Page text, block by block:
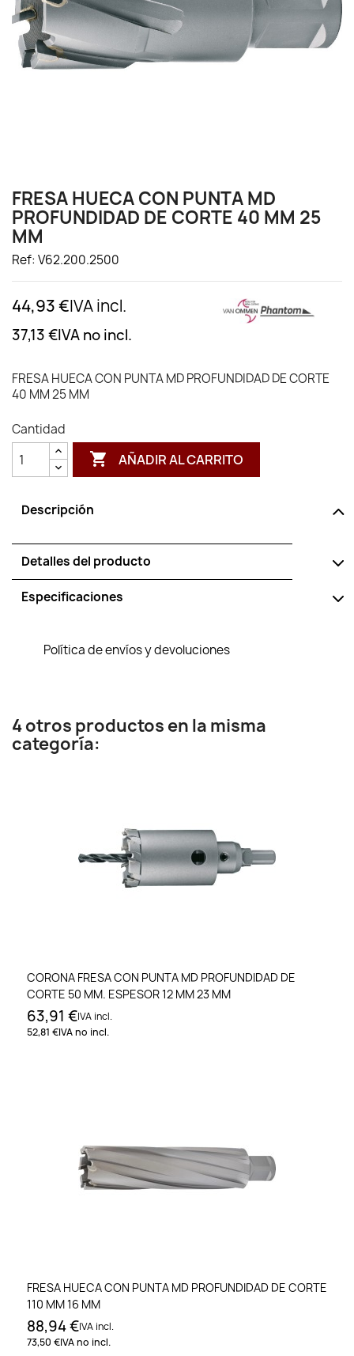
FRESA HUECA CON PUNTA MD
PROFUNDIDAD DE CORTE 40 MM 25
MM
Ref: V62.200.2500
44,93 €IVA incl.
37,13 €IVA no incl.
FRESA HUECA CON PUNTA MD PROFUNDIDAD DE CORTE
40 MM 25 MM
Cantidad
 AÑADIR AL CARRITO
Descripción
Detalles del producto
Especificaciones
Política de envíos y devoluciones
4 otros productos en la misma
categoría:
CORONA FRESA CON PUNTA MD PROFUNDIDAD DE
CORTE 50 MM. ESPESOR 12 MM 23 MM
63,91 €IVA incl.
52,81 €IVA no incl.
FRESA HUECA CON PUNTA MD PROFUNDIDAD DE CORTE
110 MM 16 MM
88,94 €IVA incl.
73,50 €IVA no incl.